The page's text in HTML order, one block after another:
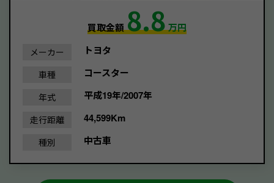
買取金額8.8万円
メーカー トヨタ
車種 コースター
年式 平成19年/2007年
走行距離 44,599Km
種別 中古車